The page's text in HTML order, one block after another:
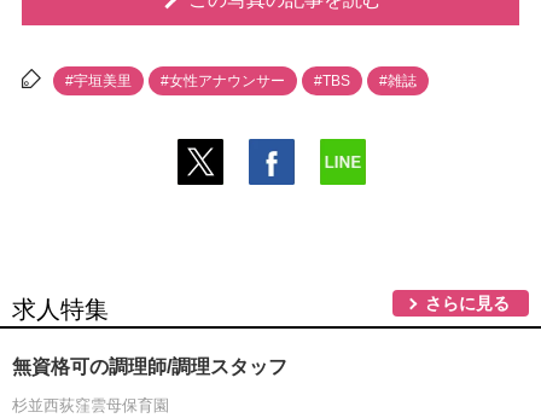
#宇垣美里 #女性アナウンサー #TBS #雑誌
求人特集 さらに見る
無資格可の調理師/調理スタッフ
杉並西荻窪雲母保育園